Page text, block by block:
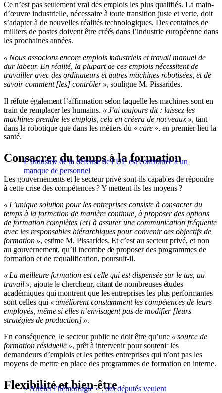
Ce n’est pas seulement vrai des emplois les plus qualifiés. La main-
d’œuvre industrielle, nécessaire à toute transition juste et verte, doit
s’adapter à de nouvelles réalités technologiques. Des centaines de
milliers de postes doivent être créés dans l’industrie européenne dans
les prochaines années.
« Nous associons encore emplois industriels et travail manuel de
dur labeur. En réalité, la plupart de ces emplois nécessitent de
travailler avec des ordinateurs et autres machines robotisées, et de
savoir comment [les] contrôler », souligne M. Pissarides.
Il réfute également l’affirmation selon laquelle les machines sont en
train de remplacer les humains. « J’ai toujours dit : laissez les
machines prendre les emplois, cela en créera de nouveaux », tant
dans la robotique que dans les métiers du « care », en premier lieu la
santé.
L’industrie de la défense de l’UE est confrontée à un
manque de personnel
Consacrer du temps à la formation
Les gouvernements et le secteur privé sont-ils capables de répondre
à cette crise des compétences ? Y mettent-ils les moyens ?
« L’unique solution pour les entreprises consiste à consacrer du
temps à la formation de manière continue, à proposer des options
de formation complètes [et] à assurer une communication fréquente
avec les responsables hiérarchiques pour convenir des objectifs de
formation », estime M. Pissarides. Et c’est au secteur privé, et non
au gouvernement, qu’il incombe de proposer des programmes de
formation et de requalification, poursuit-il.
« La meilleure formation est celle qui est dispensée sur le tas, au
travail », ajoute le chercheur, citant de nombreuses études
académiques qui montrent que les entreprises les plus performantes
sont celles qui « améliorent constamment les compétences de leurs
employés, même si elles n’envisagent pas de modifier [leurs
stratégies de production] ».
En conséquence, le secteur public ne doit être qu’une « source de
formation résiduelle », prêt à intervenir pour soutenir les
demandeurs d’emplois et les petites entreprises qui n’ont pas les
moyens de mettre en place des programmes de formation en interne.
« Arrêter l’hémorragie » : des députés veulent
Flexibilité et bien-être